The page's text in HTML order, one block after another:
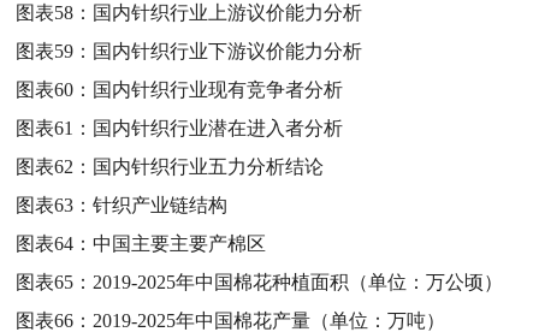
图表58： 国内针织行业上游议价能力分析
图表59： 国内针织行业下游议价能力分析
图表60： 国内针织行业现有竞争者分析
图表61： 国内针织行业潜在进入者分析
图表62： 国内针织行业五力分析结论
图表63：针织产业链结构
图表64：中国主要主要产棉区
图表65： 2019-2025年中国棉花种植面积（单位：万公顷）
图表66： 2019-2025年中国棉花产量（单位：万吨）